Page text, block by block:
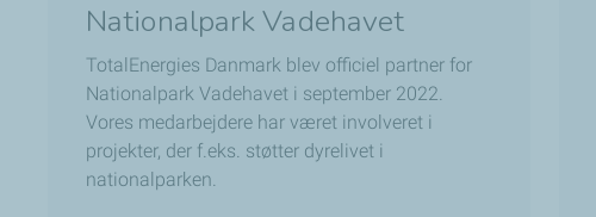
Nationalpark Vadehavet
TotalEnergies Danmark blev officiel partner for
Nationalpark Vadehavet i september 2022.
Vores medarbejdere har været involveret i
projekter, der f.eks. støtter dyrelivet i
nationalparken.